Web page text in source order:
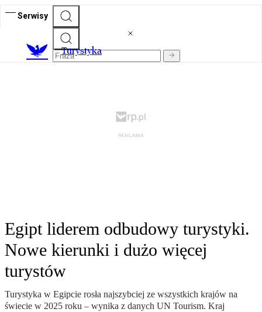
Serwisy
Turystyka
Egipt liderem odbudowy turystyki.
Nowe kierunki i dużo więcej
turystów
Turystyka w Egipcie rosła najszybciej ze wszystkich krajów na
świecie w 2025 roku – wynika z danych UN Tourism. Kraj